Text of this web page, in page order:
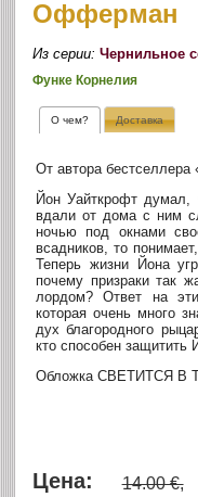
Офферман
Из серии:Чернильное
Функе Корнелия
О чем? Доставка
От автора бестселлера
Йон Уайткрофт думал,
вдали от дома с ним
ночью под окнами
всадников, то
Теперь жизни Йона
почему призраки так
лордом? Ответ на
которая очень много
дух благородного
кто способен защитить
Обложка СВЕТИТСЯ В
Цена: 14.00 €,